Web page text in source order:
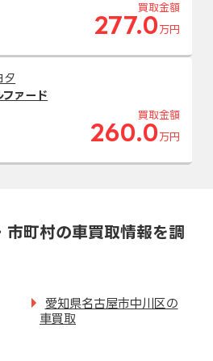
買取金額
277.0 万円
タ
ファード
買取金額
260.0 万円
市町村の車買取情報を調
愛知県名古屋市中川区の
車買取